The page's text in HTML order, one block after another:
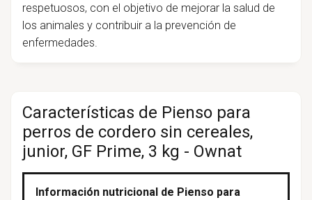
respetuosos, con el objetivo de mejorar la salud de
los animales y contribuir a la prevención de
enfermedades.
Características de Pienso para
perros de cordero sin cereales,
junior, GF Prime, 3 kg - Ownat
Información nutricional de Pienso para